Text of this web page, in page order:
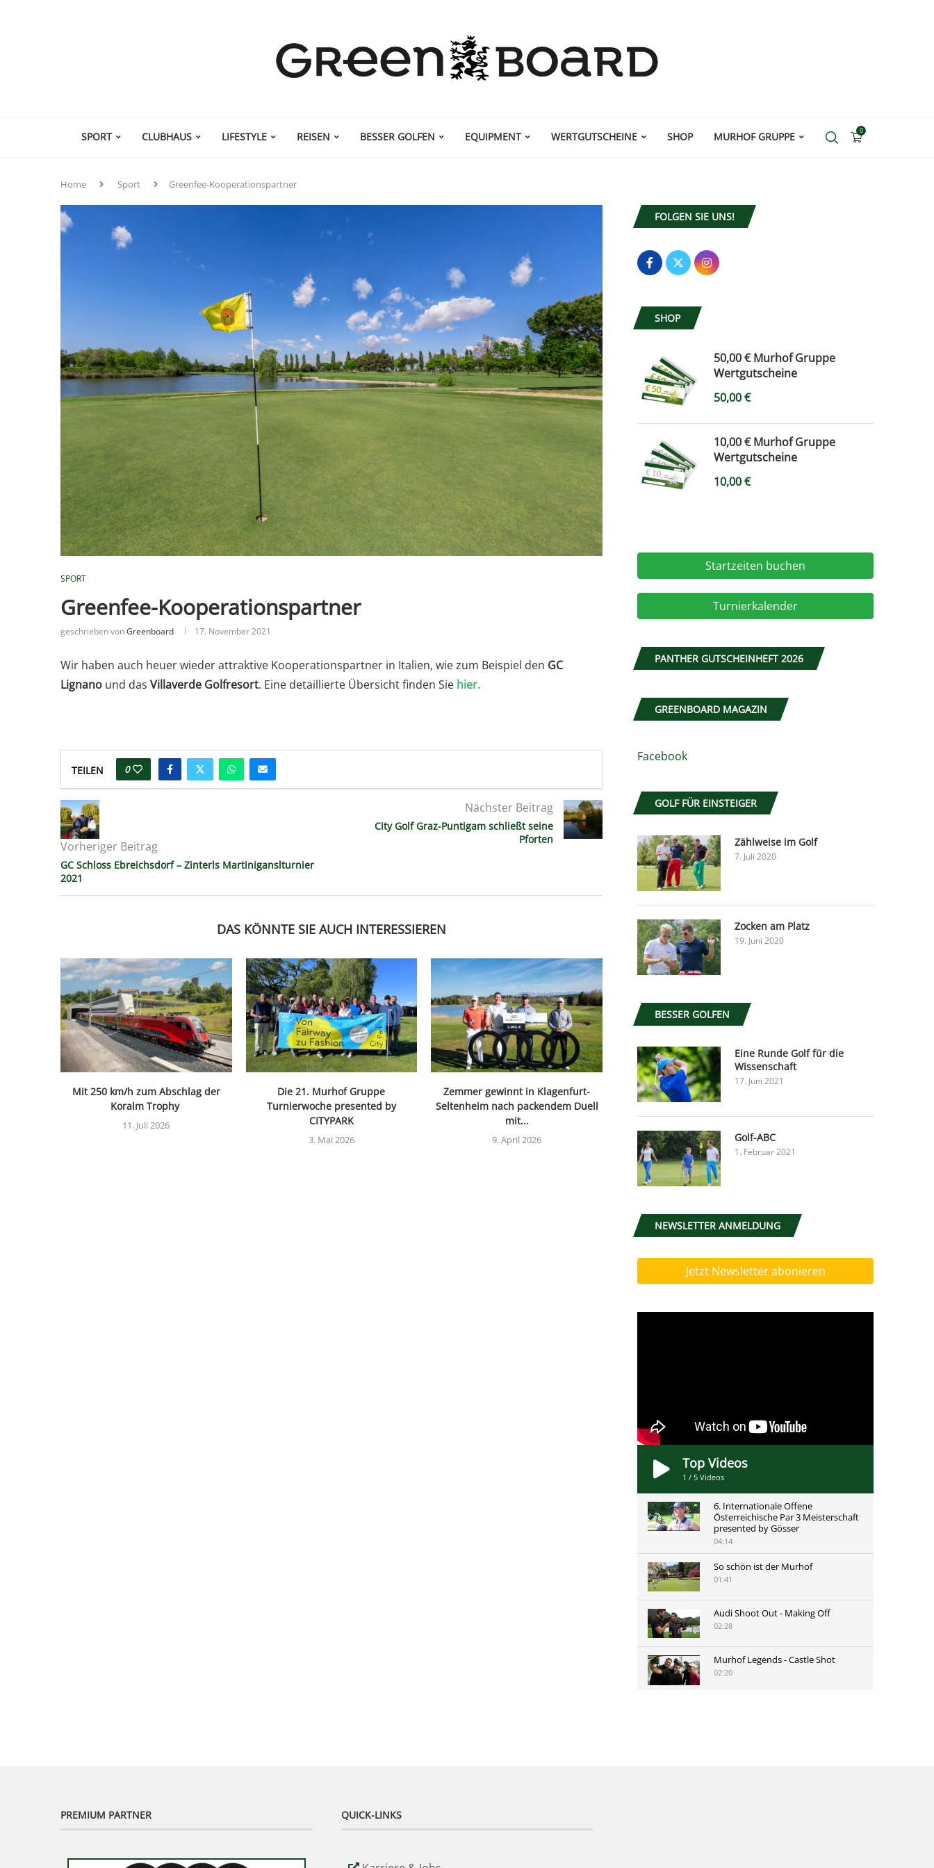
SPORT CLUBHAUS LIFESTYLE REISEN BESSER GOLFEN EQUIPMENT WERTGUTSCHEINE SHOP MURHOF GRUPPE 0
Home Sport Greenfee-Kooperationspartner
SPORT
Greenfee-Kooperationspartner
geschrieben vonGreenboard 17. November 2021
Wir haben auch heuer wieder attraktive Kooperationspartner in Italien, wie zum Beispiel den GC
Lignano und das Villaverde Golfresort. Eine detaillierte Übersicht finden Sie hier.
TEILEN 0
Vorheriger Beitrag
GC Schloss Ebreichsdorf – Zinterls Martiniganslturnier
2021
Nächster Beitrag
City Golf Graz-Puntigam schließt seine
Pforten
DAS KÖNNTE SIE AUCH INTERESSIEREN
Mit 250 km/h zum Abschlag der
Koralm Trophy
11. Juli 2026
Die 21. Murhof Gruppe
Turnierwoche presented by
CITYPARK
3. Mai 2026
Zemmer gewinnt in Klagenfurt-
Seltenheim nach packendem Duell
mit...
9. April 2026
FOLGEN SIE UNS!
SHOP
50,00 € Murhof Gruppe
Wertgutscheine
50,00€
10,00 € Murhof Gruppe
Wertgutscheine
10,00€
Startzeiten buchen
Turnierkalender
PANTHER GUTSCHEINHEFT 2026
GREENBOARD MAGAZIN
Facebook
GOLF FÜR EINSTEIGER
Zählweise im Golf
7. Juli 2020
Zocken am Platz
19. Juni 2020
BESSER GOLFEN
Eine Runde Golf für die
Wissenschaft
17. Juni 2021
Golf-ABC
1. Februar 2021
NEWSLETTER ANMELDUNG
Jetzt Newsletter abonieren
Top Videos
1 / 5 Videos
6. Internationale Offene
Österreichische Par 3 Meisterschaft
presented by Gösser
04:14
So schön ist der Murhof
01:41
Audi Shoot Out - Making Off
02:28
Murhof Legends - Castle Shot
02:20
PREMIUM PARTNER QUICK-LINKS